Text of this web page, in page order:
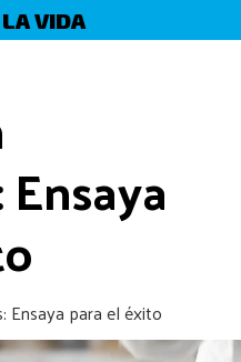
VIDA
Ensaya para el éxito